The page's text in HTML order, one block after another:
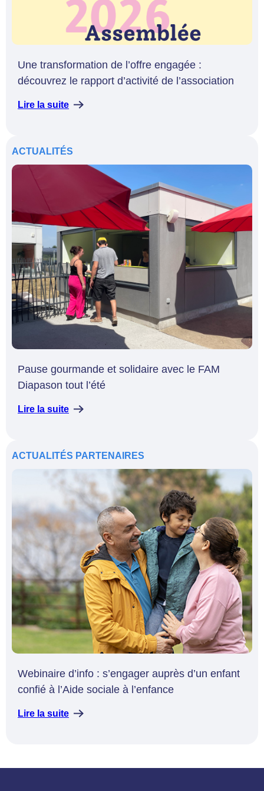
Une transformation de l’offre engagée :
découvrez le rapport d’activité de l’association
Lire la suite
ACTUALITÉS
Pause gourmande et solidaire avec le FAM
Diapason tout l’été
Lire la suite
ACTUALITÉS PARTENAIRES
Webinaire d’info : s’engager auprès d’un enfant
confié à l’Aide sociale à l’enfance
Lire la suite